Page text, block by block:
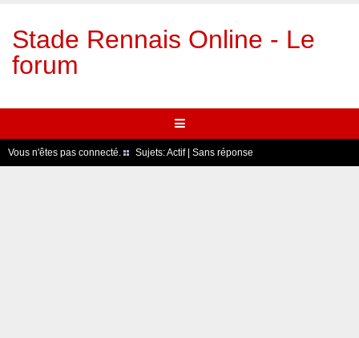
Stade Rennais Online - Le
forum
Vous n'êtes pas connecté. Sujets:Actif| Sans réponse